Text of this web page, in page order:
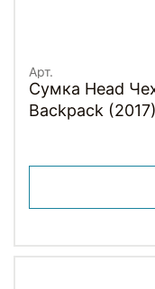
Арт.
Сумка Head
Backpack (2017)